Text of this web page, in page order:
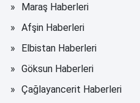
Maraş Haberleri
Afşin Haberleri
Elbistan Haberleri
Göksun Haberleri
Çağlayancerit Haberleri